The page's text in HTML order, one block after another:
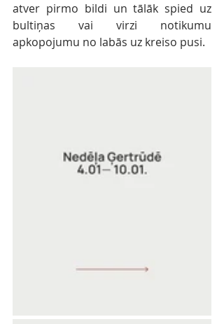
atver pirmo bildi un tālāk spied uz
bultiņas vai virzi notikumu
apkopojumu no labās uz kreiso pusi.